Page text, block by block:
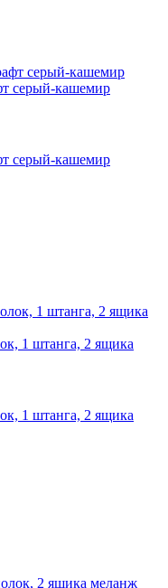
серый-кашемир
серый-кашемир
1 штанга, 2 ящика
1 штанга, 2 ящика